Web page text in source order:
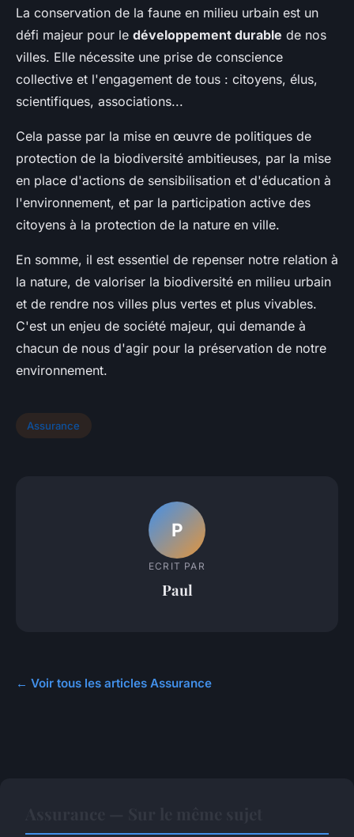
La conservation de la faune en milieu urbain est un
défi majeur pour le développement durable de nos
villes. Elle nécessite une prise de conscience
collective et l'engagement de tous : citoyens, élus,
scientifiques, associations...
Cela passe par la mise en œuvre de politiques de
protection de la biodiversité ambitieuses, par la mise
en place d'actions de sensibilisation et d'éducation à
l'environnement, et par la participation active des
citoyens à la protection de la nature en ville.
En somme, il est essentiel de repenser notre relation à
la nature, de valoriser la biodiversité en milieu urbain
et de rendre nos villes plus vertes et plus vivables.
C'est un enjeu de société majeur, qui demande à
chacun de nous d'agir pour la préservation de notre
environnement.
Assurance
P
ECRIT PAR
Paul
← Voir tous les articles Assurance